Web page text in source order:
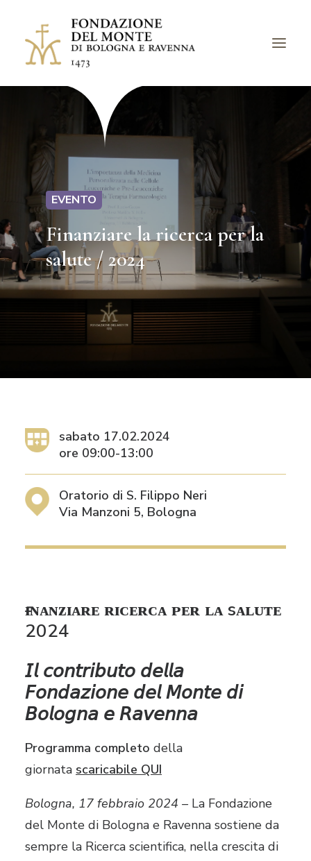
LA FONDAZIONE
BANDI
PROGETTI
EVENTI
LUOGHI
ARCHIVI
AVVISI
CHIEDI UN CONTRIBUTO
RICHIEDI IL LOGO
EVENTO
Finanziare la ricerca per la
salute / 2024
ғɪɴᴀɴᴢɪᴀʀᴇ ʀɪᴄᴇʀᴄᴀ ᴘᴇʀ ʟᴀ sᴀʟᴜᴛᴇ
2024
𝘐𝘭 𝘤𝘰𝘯𝘵𝘳𝘪𝘣𝘶𝘵𝘰 𝘥𝘦𝘭𝘭𝘢
𝘍𝘰𝘯𝘥𝘢𝘻𝘪𝘰𝘯𝘦 𝘥𝘦𝘭 𝘔𝘰𝘯𝘵𝘦 𝘥𝘪
𝘉𝘰𝘭𝘰𝘨𝘯𝘢 𝘦 𝘙𝘢𝘷𝘦𝘯𝘯𝘢
Programma completo della
giornata scaricabile QUI
Bologna, 17 febbraio 2024 – La Fondazione
del Monte di Bologna e Ravenna sostiene da
sempre la Ricerca scientifica, nella crescita di
sabato 17.02.2024
ore 09:00-13:00
Oratorio di S. Filippo Neri
Via Manzoni 5, Bologna